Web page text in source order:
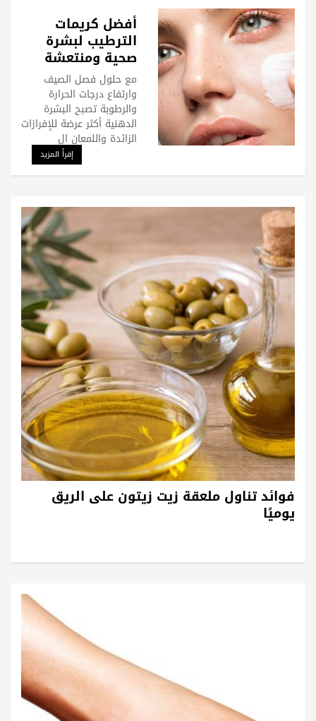
أفضل كريمات
الترطيب لبشرة
صحية ومنتعشة
طوال اليوم
مع حلول فصل الصيف
وارتفاع درجات الحرارة
والرطوبة تصبح البشرة
الدهنية أكثر عرضة للإفرازات
الزائدة واللمعان ال
إقرأ المزيد
فوائد تناول ملعقة زيت زيتون على الريق
يوميًا